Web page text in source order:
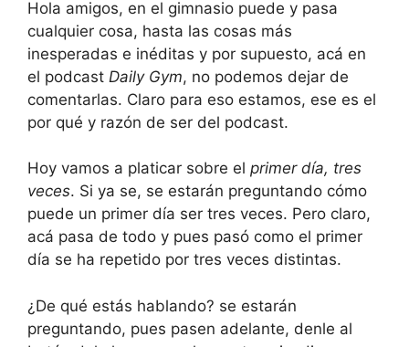
FEED RSS
Hola amigos, en el gimnasio puede y pasa
cualquier cosa, hasta las cosas más
inesperadas e inéditas y por supuesto, acá en
el podcast Daily Gym, no podemos dejar de
comentarlas. Claro para eso estamos, ese es el
por qué y razón de ser del podcast.
Hoy vamos a platicar sobre el primer día, tres
veces. Si ya se, se estarán preguntando cómo
puede un primer día ser tres veces. Pero claro,
acá pasa de todo y pues pasó como el primer
día se ha repetido por tres veces distintas.
¿De qué estás hablando? se estarán
preguntando, pues pasen adelante, denle al